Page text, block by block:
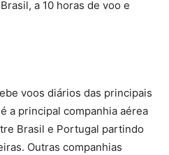
a 10 horas de voo e
voos diários das principais
a principal companhia aérea
Brasil e Portugal partindo
Outras companhias